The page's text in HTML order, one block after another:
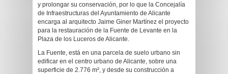
y prolongar su conservación, por lo que la Concejalía
de Infraestructuras del Ayuntamiento de Alicante
encarga al arquitecto Jaime Giner Martínez el proyecto
para la restauración de la Fuente de Levante en la
Plaza de los Luceros de Alicante.
La Fuente, está en una parcela de suelo urbano sin
edificar en el centro urbano de Alicante, sobre una
superficie de 2.776 m², y desde su construcción a